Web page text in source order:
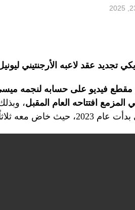
تجديد عقد لاعبه الأرجنتيني
مقطع فيديو على حسابه لنجمه
المزمع افتتاحه العام المقبل
سجل فيها خمسين هدفاً.